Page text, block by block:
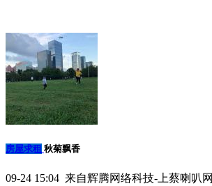
房屋求租 秋菊飘香
09-24 15:04 来自辉腾网络科技-上蔡喇叭网